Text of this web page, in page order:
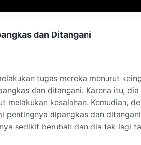
dan Ditangani
tugas mereka menurut
dan ditangani. Karena itu,
kesalahan. Kemudian,
pentingnya dipangkas dan
sedikit berubah dan dia tak lagi